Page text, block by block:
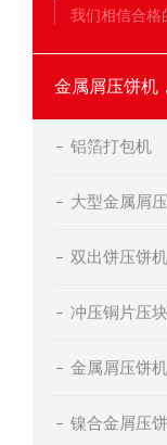
我们相信合格
金属屑压饼机
铝箔打包机
大型金属屑
双出饼压饼机
冲压铜片压
金属屑压饼机
镍合金屑压